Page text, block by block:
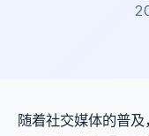
随着社交媒体的普